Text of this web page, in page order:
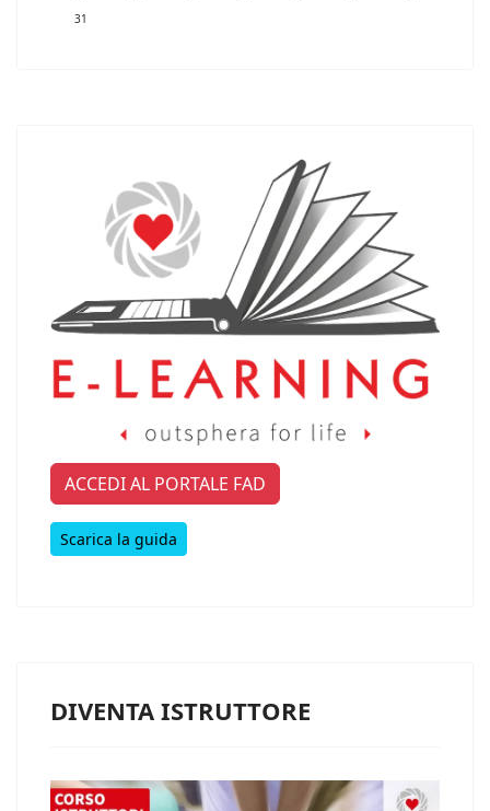
31
ACCEDI AL PORTALE FAD
Scarica la guida
DIVENTA ISTRUTTORE